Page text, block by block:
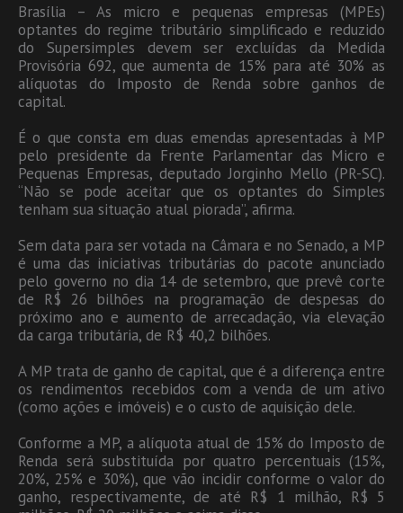
Brasília – As micro e pequenas empresas (MPEs)
optantes do regime tributário simplificado e reduzido
do Supersimples devem ser excluídas da Medida
Provisória 692, que aumenta de 15% para até 30% as
alíquotas do Imposto de Renda sobre ganhos de
capital.
É o que consta em duas emendas apresentadas à MP
pelo presidente da Frente Parlamentar das Micro e
Pequenas Empresas, deputado Jorginho Mello (PR-SC).
“Não se pode aceitar que os optantes do Simples
tenham sua situação atual piorada”, afirma.
Sem data para ser votada na Câmara e no Senado, a MP
é uma das iniciativas tributárias do pacote anunciado
pelo governo no dia 14 de setembro, que prevê corte
de R$ 26 bilhões na programação de despesas do
próximo ano e aumento de arrecadação, via elevação
da carga tributária, de R$ 40,2 bilhões.
A MP trata de ganho de capital, que é a diferença entre
os rendimentos recebidos com a venda de um ativo
(como ações e imóveis) e o custo de aquisição dele.
Conforme a MP, a alíquota atual de 15% do Imposto de
Renda será substituída por quatro percentuais (15%,
20%, 25% e 30%), que vão incidir conforme o valor do
ganho, respectivamente, de até R$ 1 milhão, R$ 5